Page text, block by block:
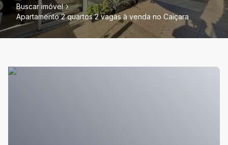
Buscar imóvel
Apartamento 2 quartos 2 vagas à venda no Caiçara